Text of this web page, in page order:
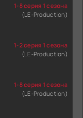
1-8 серия 1 сезона
(LE-Production)
1-2 серия 1 сезона
(LE-Production)
1-8 серия 1 сезона
(LE-Production)